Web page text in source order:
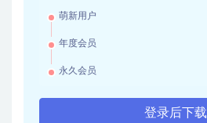
萌新用户
年度会员
永久会员
登录后下载